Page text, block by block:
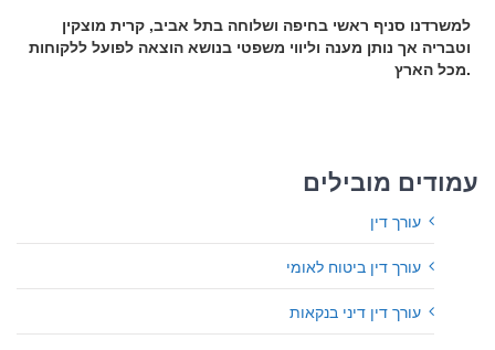
למשרדנו סניף ראשי בחיפה ושלוחה בתל אביב, קרית מוצקין
וטבריה אך נותן מענה וליווי משפטי בנושא הוצאה לפועל ללקוחות
מכל הארץ.
עמודים מובילים
עורך דין
עורך דין ביטוח לאומי
עורך דין דיני בנקאות